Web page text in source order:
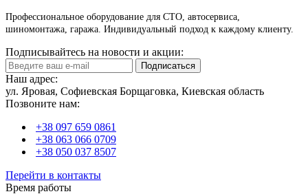
Профессиональное оборудование для СТО, автосервиса,
шиномонтажа, гаража. Индивидуальный подход к каждому клиенту.
Подписывайтесь на новости и акции:
Подписаться
Наш адрес:
ул. Яровая, Софиевская Борщаговка, Киевская область
Позвоните нам:
+38 097 659 0861
+38 063 066 0709
+38 050 037 8507
Перейти в контакты
Время работы